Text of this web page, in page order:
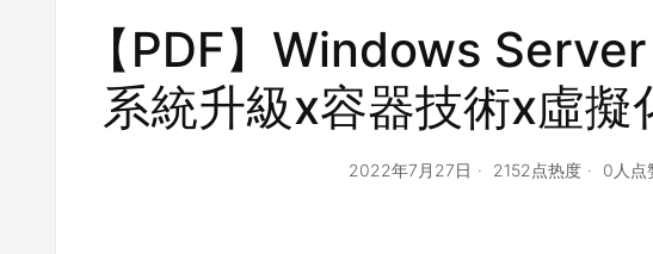
【PDF】Windows
系統升級x容器技術x虛擬
2022年7月27日 2152点热度 0人点